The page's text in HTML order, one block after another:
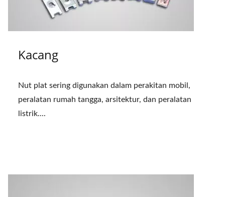
Kacang
Nut plat sering digunakan dalam perakitan mobil,
peralatan rumah tangga, arsitektur, dan peralatan
listrik....